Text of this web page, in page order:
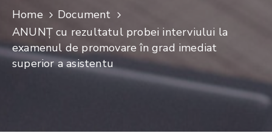
Home
Document
ANUNŢ cu rezultatul probei interviului la
examenul de promovare în grad imediat
superior a asistentu